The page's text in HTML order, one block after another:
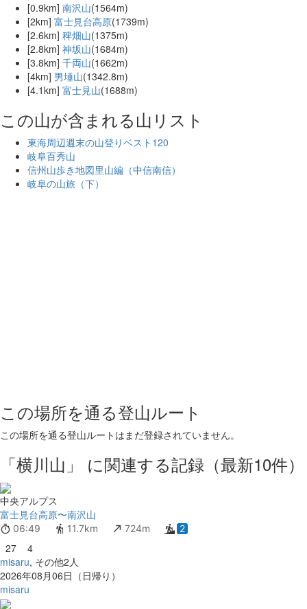
[0.9km] 南沢山(1564m)
[2km] 富士見台高原(1739m)
[2.6km] 稗畑山(1375m)
[2.8km] 神坂山(1684m)
[3.8km] 千両山(1662m)
[4km] 男埵山(1342.8m)
[4.1km] 富士見山(1688m)
この山が含まれる山リスト
東海周辺週末の山登りベスト120
岐阜百秀山
信州山歩き地図里山編（中信南信）
岐阜の山旅（下）
この場所を通る登山ルート
この場所を通る登山ルートはまだ登録されていません。
「横川山」 に関連する記録（最新10件）
中央アルプス
富士見台高原〜南沢山
06:49 11.7km 724m 2
27
4
misaru, その他2人
2026年08月06日（日帰り）
misaru